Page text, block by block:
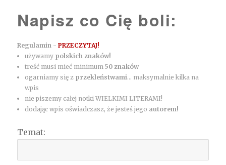
Napisz co Cię boli:
Regulamin -PRZECZYTAJ!
używamy polskich znaków!
treść musi mieć minimum50 znaków
ogarniamy się z przekleństwami... maksymalnie kilka na
wpis
nie piszemy całej notki WIELKIMI LITERAMI!
dodając wpis oświadczasz, że jesteś jego autorem!
Temat: